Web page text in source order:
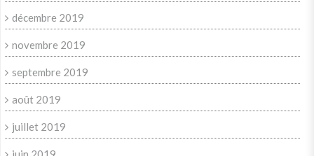
décembre 2019
novembre 2019
septembre 2019
août 2019
juillet 2019